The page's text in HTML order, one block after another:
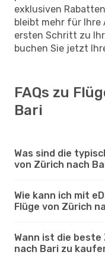
exklusiven
bleibt mehr für Ihre
ersten Schritt zu
buchen Sie jetzt
FAQs zu
Bari
Was sind die
von Zürich nach
Wie kann ich mit
Flüge von Zürich
Wann ist die
nach Bari zu